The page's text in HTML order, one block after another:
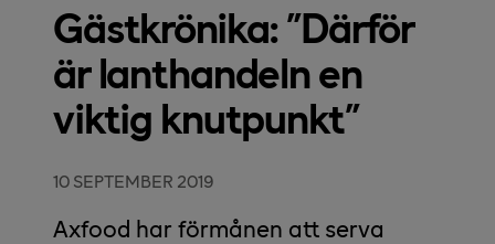
Gästkrönika: ”Därför
är lanthandeln en
viktig knutpunkt”
10 SEPTEMBER 2019
Axfood har förmånen att serva